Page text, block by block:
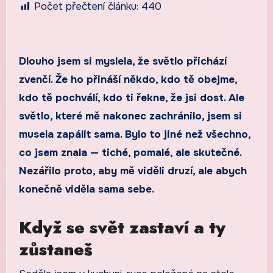
Počet přečtení článku: 440
Dlouho jsem si myslela, že světlo přichází
zvenčí. Že ho přináší někdo, kdo tě obejme,
kdo tě pochválí, kdo ti řekne, že jsi dost. Ale
světlo, které mě nakonec zachránilo, jsem si
musela zapálit sama. Bylo to jiné než všechno,
co jsem znala — tiché, pomalé, ale skutečné.
Nezářilo proto, aby mě viděli druzí, ale abych
konečně viděla sama sebe.
Když se svět zastaví a ty
zůstaneš